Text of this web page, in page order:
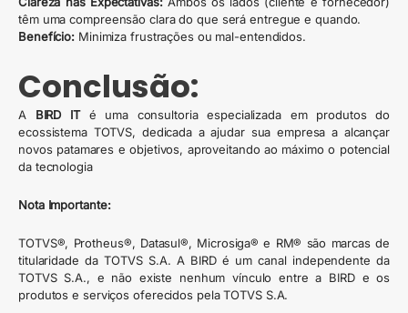
têm uma compreensão clara do que será entregue e quando.
Benefício: Minimiza frustrações ou mal-entendidos.
Conclusão:
A BIRD ITé uma consultoria especializada em produtos do
ecossistema TOTVS, dedicada a ajudar sua empresa a alcançar
novos patamares e objetivos, aproveitando ao máximo o potencial
da tecnologia
Nota Importante:
TOTVS®, Protheus®, Datasul®, Microsiga® e RM® são marcas de
titularidade da TOTVS S.A. A BIRD é um canal independente da
TOTVS S.A., e não existe nenhum vínculo entre a BIRD e os
produtos e serviços oferecidos pela TOTVS S.A.